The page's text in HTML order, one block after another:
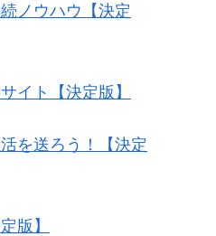
ノウハウ【決定
イト【決定版】
を送ろう！【決定
版】